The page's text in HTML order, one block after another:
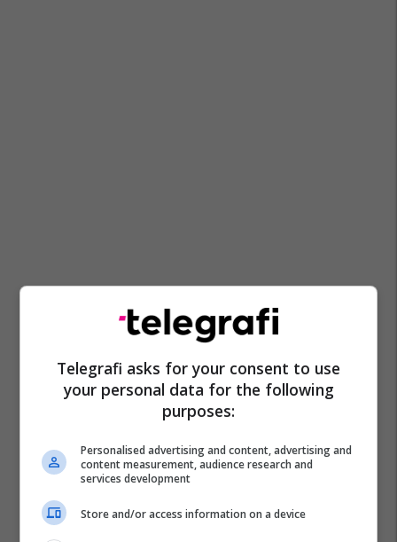
Telegrafi asks for your consent to use
your personal data for the following
purposes:
Personalised advertising and content, advertising and
content measurement, audience research and
services development
Store and/or access information on a device